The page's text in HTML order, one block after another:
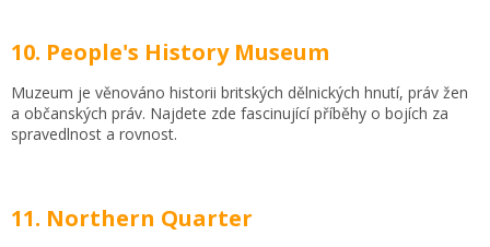
10. People's History Museum
Muzeum je věnováno historii britských dělnických hnutí, práv žen
a občanských práv. Najdete zde fascinující příběhy o bojích za
spravedlnost a rovnost.
11. Northern Quarter